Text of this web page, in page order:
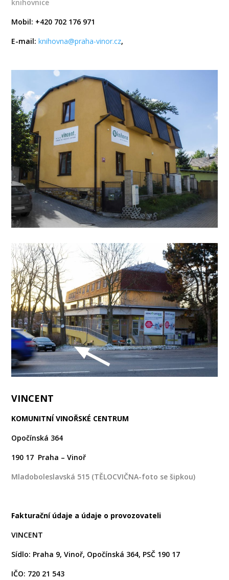
knihovnice
Mobil: +420 702 176 971
E-mail:knihovna@praha-vinor.cz,
VINCENT
KOMUNITNÍ VINOŘSKÉ CENTRUM
Opočínská 364
190 17 Praha – Vinoř
Mladoboleslavská 515 (TĚLOCVIČNA-foto se šipkou)
Fakturační údaje a údaje o provozovateli
VINCENT
Sídlo: Praha 9, Vinoř, Opočínská 364, PSČ 190 17
IČO: 720 21 543